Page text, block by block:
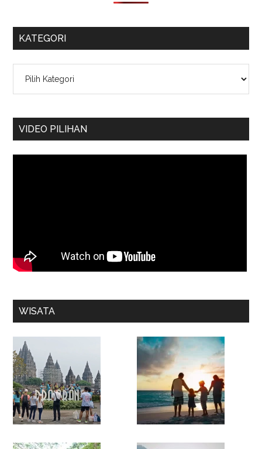
KATEGORI
VIDEO PILIHAN
WISATA